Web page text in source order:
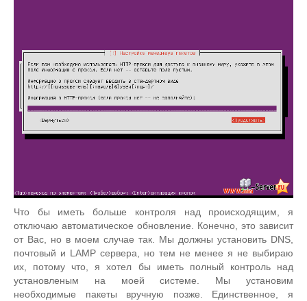
Что бы иметь больше контроля над происходящим, я
отключаю автоматическое обновление. Конечно, это зависит
от Вас, но в моем случае так. Мы должны установить DNS,
почтовый и LAMP сервера, но тем не менее я не выбираю
их, потому что, я хотел бы иметь полный контроль над
установленым на моей системе. Мы установим
необходимые пакеты вручную позже. Единственное, я